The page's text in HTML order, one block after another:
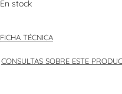
En stock
FICHA TÉCNICA
CONSULTAS SOBRE ESTE